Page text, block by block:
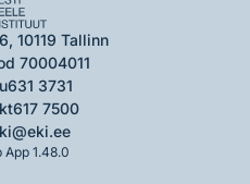
10119 Tallinn
70004011
631 3731
617 7500
App 1.48.0